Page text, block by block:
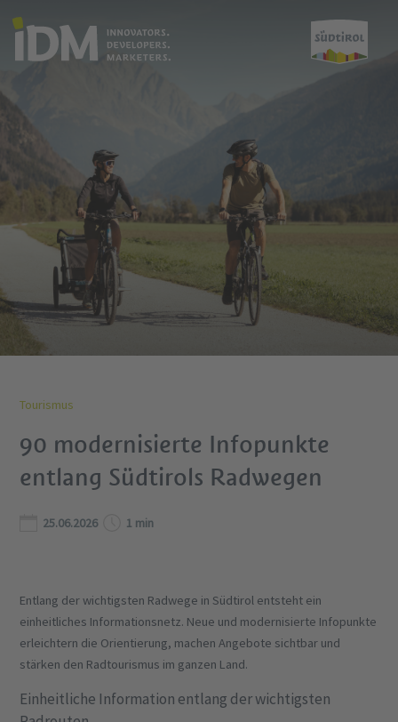
Tourismus
90 modernisierte Infopunkte
entlang Südtirols Radwegen
25.06.2026 1 min
Entlang der wichtigsten Radwege in Südtirol entsteht ein
einheitliches Informationsnetz. Neue und modernisierte Infopunkte
erleichtern die Orientierung, machen Angebote sichtbar und
stärken den Radtourismus im ganzen Land.
Einheitliche Information entlang der wichtigsten